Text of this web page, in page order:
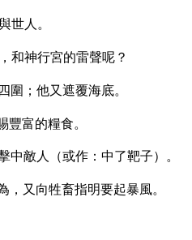
世人。
和神行宮的雷聲呢？
圍；他又遮覆海底。
富的糧食。
中敵人（或作：中了靶子）。
又向牲畜指明要起暴風。